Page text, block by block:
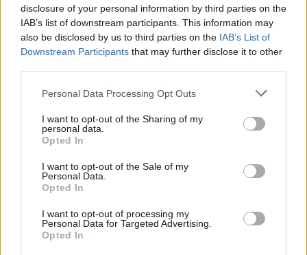
disclosure of your personal information by third parties on the
IAB’s list of downstream participants. This information may
also be disclosed by us to third parties on the IAB’s List of
Downstream Participants that may further disclose it to other
Please note that this website/app uses one or more Google
not limited to your visit or usage behaviour. You may click to
grant or deny consent to Google and its third-party tags to
use your data for below specified purposes in below Google
consent section.
Personal Data Processing Opt Outs
I want to opt-out of the Sharing of my
personal data.
Opted In
I want to opt-out of the Sale of my
Personal Data.
Opted In
I want to opt-out of processing my
Personal Data for Targeted Advertising.
Opted In
Depp azt is elárulja, hogy egyik hobbijaként
hot doggal eteti a cápákat, és olyankor a
gyerekek nem úszkálhatnak a tengerben.
Közellenségekben Amerika egyik
leghírhedtebb gengszterét, John Dillingert
alakítja.
(Public Enemies – hazai bemutató: 2009. július
16.)